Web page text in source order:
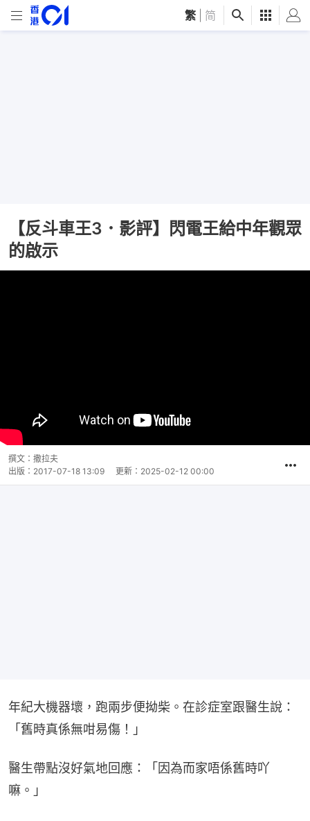
繁 简
【反斗車王3．影評】閃電王給中年觀眾
的啟示
撰文： 撒拉夫
出版： 2017-07-18 13:09 更新： 2025-02-12 00:00
年紀大機器壞，跑兩步便拗柴。在診症室跟醫生說：
「舊時真係無咁易傷！」
醫生帶點沒好氣地回應：「因為而家唔係舊時吖
嘛。」